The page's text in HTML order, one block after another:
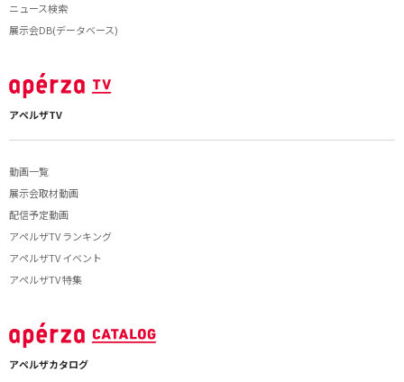
ニュース検索
展示会DB(データベース)
アペルザTV
動画一覧
展示会取材動画
配信予定動画
アペルザTV ランキング
アペルザTV イベント
アペルザTV 特集
アペルザカタログ